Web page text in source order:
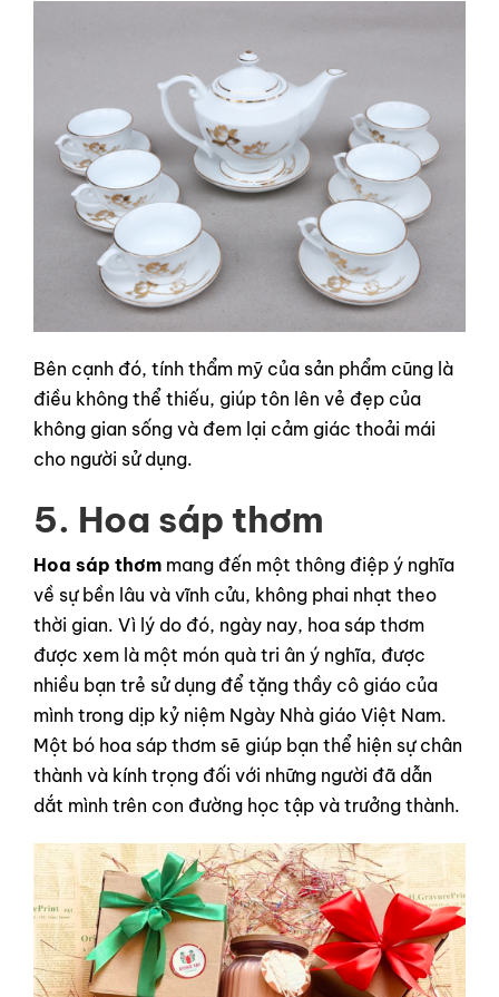
Bên cạnh đó, tính thẩm mỹ của sản phẩm cũng là
điều không thể thiếu, giúp tôn lên vẻ đẹp của
không gian sống và đem lại cảm giác thoải mái
cho người sử dụng.
5. Hoa sáp thơm
Hoa sáp thơm mang đến một thông điệp ý nghĩa
về sự bền lâu và vĩnh cửu, không phai nhạt theo
thời gian. Vì lý do đó, ngày nay, hoa sáp thơm
được xem là một món quà tri ân ý nghĩa, được
nhiều bạn trẻ sử dụng để tặng thầy cô giáo của
mình trong dịp kỷ niệm Ngày Nhà giáo Việt Nam.
Một bó hoa sáp thơm sẽ giúp bạn thể hiện sự chân
thành và kính trọng đối với những người đã dẫn
dắt mình trên con đường học tập và trưởng thành.